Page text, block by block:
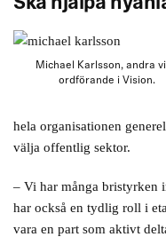
Michael Karlsson, andra
ordförande i Vision.
hela organisationen
välja offentlig sektor.
– Vi har många bristyrken
har också en tydlig roll i
vara en part som aktivt